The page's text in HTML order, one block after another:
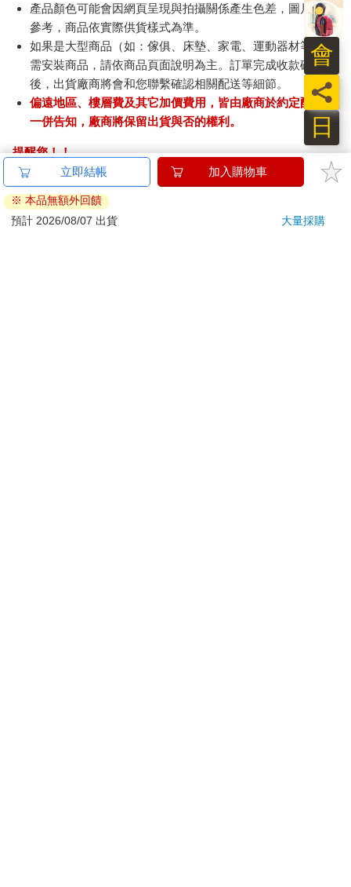
產品顏色可能會因網頁呈現與拍攝關係產生色差，圖片僅供
參考，商品依實際供貨樣式為準。
如果是大型商品（如：傢俱、床墊、家電、運動器材等）及
需安裝商品，請依商品頁面說明為主。訂單完成收款確認
後，出貨廠商將會和您聯繫確認相關配送等細節。
偏遠地區、樓層費及其它加價費用，皆由廠商於約定配送時
一併告知，廠商將保留出貨與否的權利。
提醒您！！
金石堂及銀行均不會請您操作ATM! 如接獲電話要求您前往
ATM提款機，請不要聽從指示，以免受騙上當！
退換貨須知：
立即結帳 加入購物車
※ 本品無額外回饋
預計 2026/08/07 出貨
大量採購
日
員
會